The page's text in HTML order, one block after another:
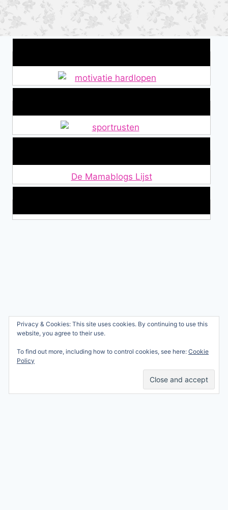
De Mamablogs Lijst
Wie ben ik?
Samenwerken
© 2026 Ren mama, ren!
Professional Blogging
Services
Privacy & Cookies: This site uses cookies. By continuing to use this
website, you agree to their use.
To find out more, including how to control cookies, see here: Cookie
Policy